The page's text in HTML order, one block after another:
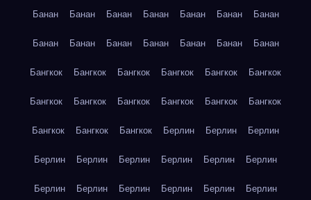
Банан Банан Банан Банан Банан Банан Банан
Банан Банан Банан Банан Банан Банан Банан
Бангкок Бангкок Бангкок Бангкок Бангкок Бангкок
Бангкок Бангкок Бангкок Бангкок Бангкок Бангкок
Бангкок Бангкок Бангкок Берлин Берлин Берлин
Берлин Берлин Берлин Берлин Берлин Берлин
Берлин Берлин Берлин Берлин Берлин Берлин